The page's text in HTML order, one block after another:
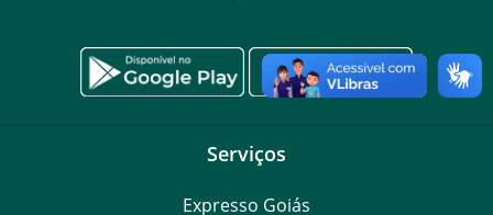
Serviços
Expresso Goiás